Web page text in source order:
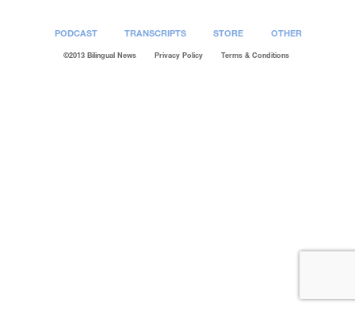
PODCAST TRANSCRIPTS STORE OTHER
©2013 Bilingual News Privacy Policy Terms & Conditions